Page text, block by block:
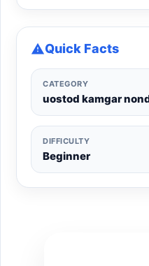
Quick Facts
CATEGORY
uostod kamgar
DIFFICULTY
Beginner